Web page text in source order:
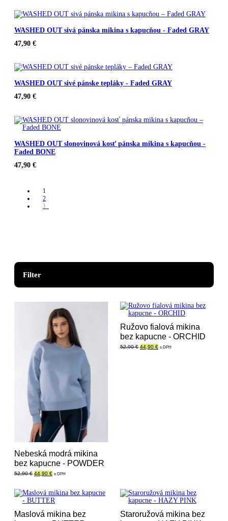
WASHED OUT sivá pánska mikina s kapucňou - Faded GRAY
47,90 €
WASHED OUT sivé pánske tepláky - Faded GRAY
47,90 €
WASHED OUT slonovinová kosť pánska mikina s kapucňou -
Faded BONE
47,90 €
1
2
〉
Filter
Nebeská modrá mikina
bez kapucne - POWDER
52,90€ Pôvodná
52,90 €.
44,90 €Aktuálna
44,90 €.
s DPH
Ružovo fialová mikina
bez kapucne - ORCHID
52,90€ Pôvodná
44,90 €Aktuálna
s DPH
Maslová mikina bez
Staroružová mikina bez